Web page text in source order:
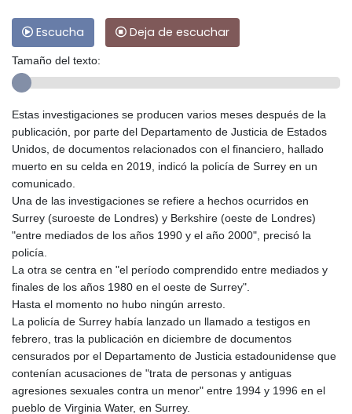
Escucha Deja de escuchar
Tamaño del texto:
Estas investigaciones se producen varios meses después de la
publicación, por parte del Departamento de Justicia de Estados
Unidos, de documentos relacionados con el financiero, hallado
muerto en su celda en 2019, indicó la policía de Surrey en un
comunicado.
Una de las investigaciones se refiere a hechos ocurridos en
Surrey (suroeste de Londres) y Berkshire (oeste de Londres)
"entre mediados de los años 1990 y el año 2000", precisó la
policía.
La otra se centra en "el período comprendido entre mediados y
finales de los años 1980 en el oeste de Surrey".
Hasta el momento no hubo ningún arresto.
La policía de Surrey había lanzado un llamado a testigos en
febrero, tras la publicación en diciembre de documentos
censurados por el Departamento de Justicia estadounidense que
contenían acusaciones de "trata de personas y antiguas
agresiones sexuales contra un menor" entre 1994 y 1996 en el
pueblo de Virginia Water, en Surrey.